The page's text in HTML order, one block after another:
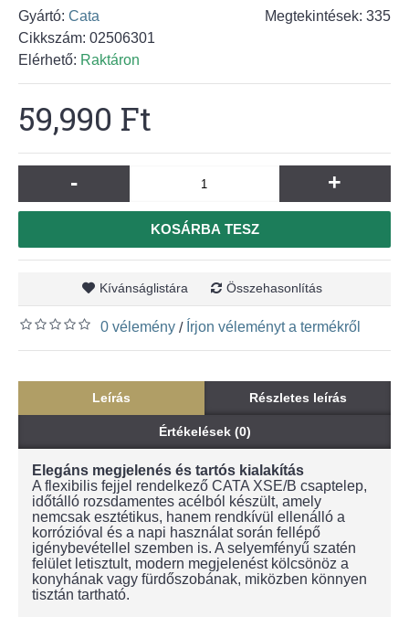
Megtekintések: 335
Gyártó: Cata
Cikkszám: 02506301
Elérhető: Raktáron
59,990 Ft
- +
KOSÁRBA TESZ
Kívánságlistára Összehasonlítás
0 vélemény / Írjon véleményt a termékről
Leírás Részletes leírás
Értékelések (0)
Elegáns megjelenés és tartós kialakítás
A flexibilis fejjel rendelkező CATA XSE/B csaptelep,
időtálló rozsdamentes acélból készült, amely
nemcsak esztétikus, hanem rendkívül ellenálló a
korrózióval és a napi használat során fellépő
igénybevétellel szemben is. A selyemfényű szatén
felület letisztult, modern megjelenést kölcsönöz a
konyhának vagy fürdőszobának, miközben könnyen
tisztán tartható.